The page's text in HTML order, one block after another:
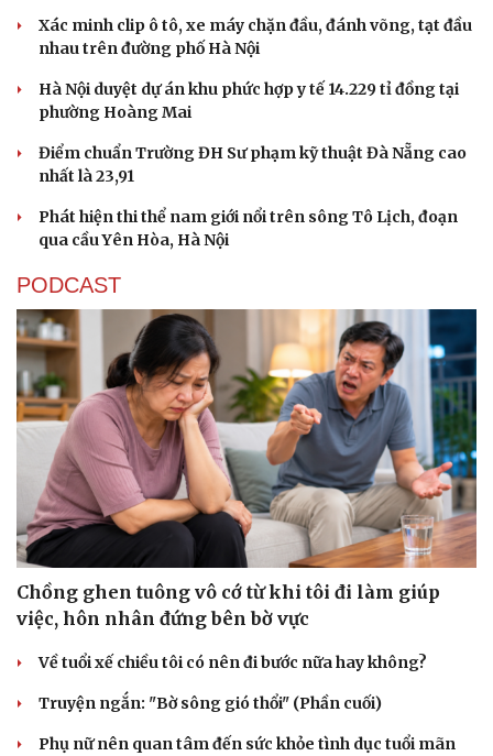
Văn học
Giải trí
Thời trang
Xác minh clip ô tô, xe máy chặn đầu, đánh võng, tạt đầu
nhau trên đường phố Hà Nội
Hà Nội duyệt dự án khu phức hợp y tế 14.229 tỉ đồng tại
phường Hoàng Mai
Điểm chuẩn Trường ĐH Sư phạm kỹ thuật Đà Nẵng cao
nhất là 23,91
Phát hiện thi thể nam giới nổi trên sông Tô Lịch, đoạn
qua cầu Yên Hòa, Hà Nội
PODCAST
Chồng ghen tuông vô cớ từ khi tôi đi làm giúp
việc, hôn nhân đứng bên bờ vực
Về tuổi xế chiều tôi có nên đi bước nữa hay không?
Truyện ngắn: "Bờ sông gió thổi" (Phần cuối)
Phụ nữ nên quan tâm đến sức khỏe tình dục tuổi mãn